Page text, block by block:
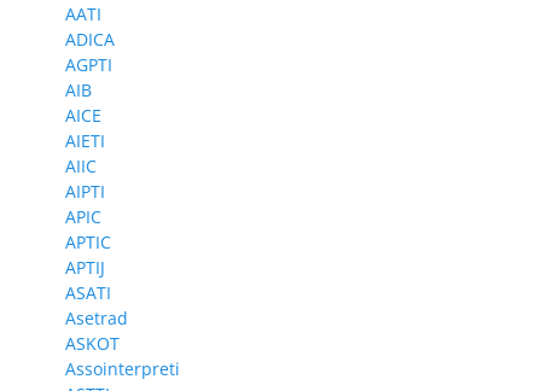
AATI
ADICA
AGPTI
AIB
AICE
AIETI
AIIC
AIPTI
APIC
APTIC
APTIJ
ASATI
Asetrad
ASKOT
Assointerpreti